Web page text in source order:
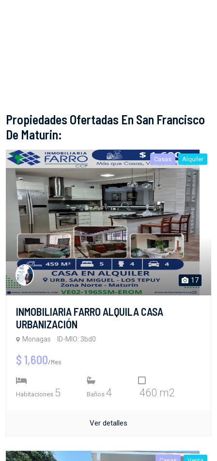
Propiedades Ofertadas En San Francisco
De Maturin:
Casas Alquiler
17
INMOBILIARIA FARRO ALQUILA CASA
URBANIZACIÓN
Monagas ID-MIO: 3bd0
$ 1,600/Mes
Habitaciones 5 Baños 4 460 m2
Ver detalles